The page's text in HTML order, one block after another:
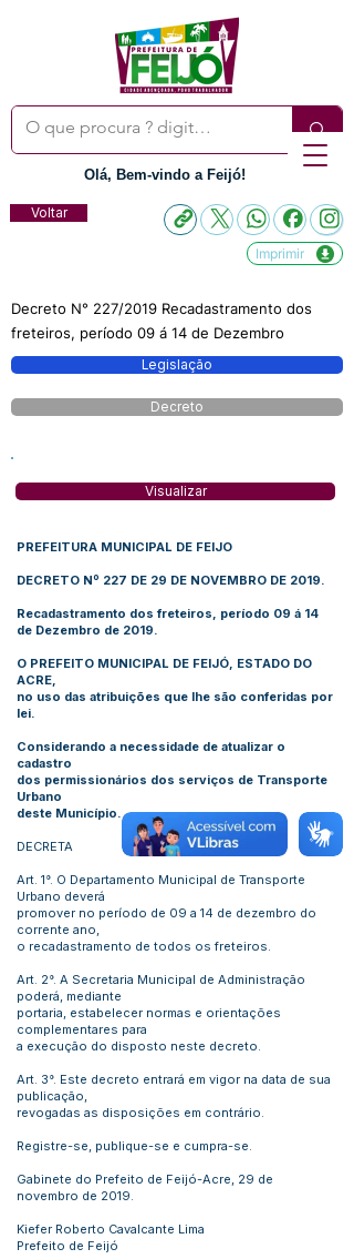
Olá, Bem-vindo a Feijó!
Voltar
Imprimir
Decreto N° 227/2019 Recadastramento dos
freteiros, período 09 á 14 de Dezembro
Legislação
Decreto
Visualizar
PREFEITURA MUNICIPAL DE FEIJO
DECRETO Nº 227 DE 29 DE NOVEMBRO DE 2019.
Recadastramento dos freteiros, período 09 á 14
de Dezembro de 2019.
O PREFEITO MUNICIPAL DE FEIJÓ, ESTADO DO
ACRE,
no uso das atribuições que lhe são conferidas por
lei.
Considerando a necessidade de atualizar o
cadastro
dos permissionários dos serviços de Transporte
Urbano
deste Município.
DECRETA
Art. 1°. O Departamento Municipal de Transporte
Urbano deverá
promover no período de 09 a 14 de dezembro do
corrente ano,
o recadastramento de todos os freteiros.
Art. 2°. A Secretaria Municipal de Administração
poderá, mediante
portaria, estabelecer normas e orientações
complementares para
a execução do disposto neste decreto.
Art. 3°. Este decreto entrará em vigor na data de sua
publicação,
revogadas as disposições em contrário.
Registre-se, publique-se e cumpra-se.
Gabinete do Prefeito de Feijó-Acre, 29 de
novembro de 2019.
Kiefer Roberto Cavalcante Lima
Prefeito de Feijó